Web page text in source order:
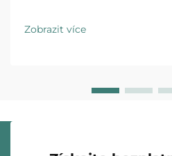
šperků představuje první
značkou a zákazníkem. Zážitek
Zobrazit více